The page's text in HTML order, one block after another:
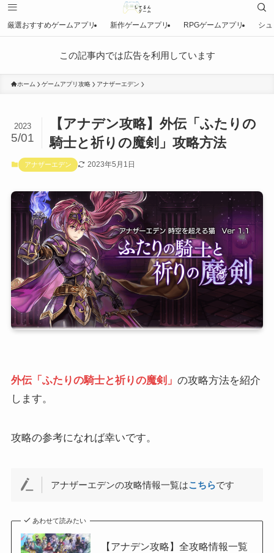
厳選おすすめゲームアプリ 新作ゲームアプリ RPGゲームアプリ シ
この記事内では広告を利用しています
ホーム ゲームアプリ攻略 アナザーエデン
【アナデン攻略】外伝「ふたりの
騎士と祈りの魔剣」攻略方法
2023
5/01
アナザーエデン 2023年5月1日
外伝「ふたりの騎士と祈りの魔剣」 の攻略方法を紹介
します。
攻略の参考になれば幸いです。
アナザーエデンの攻略情報一覧はこちらです
あわせて読みたい
【アナデン攻略】全攻略情報一覧